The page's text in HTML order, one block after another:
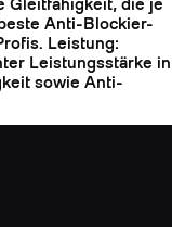
Anti-Blockier-
Leistung:
Leistungsstärke in
sowie Anti-